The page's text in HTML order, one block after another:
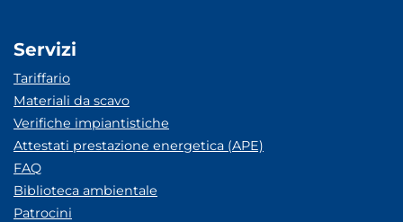
Servizi
Tariffario
Materiali da scavo
Verifiche impiantistiche
Attestati prestazione energetica (APE)
FAQ
Biblioteca ambientale
Patrocini